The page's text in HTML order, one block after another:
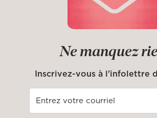
Ne manquez
Inscrivez-vous à l'infolettre